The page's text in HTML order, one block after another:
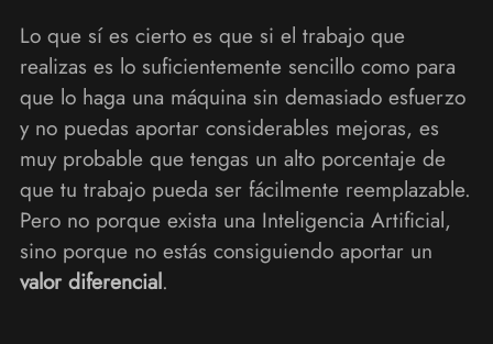
Lo que sí es cierto es que si el trabajo que
realizas es lo suficientemente sencillo como para
que lo haga una máquina sin demasiado esfuerzo
y no puedas aportar considerables mejoras, es
muy probable que tengas un alto porcentaje de
que tu trabajo pueda ser fácilmente reemplazable.
Pero no porque exista una Inteligencia Artificial,
sino porque no estás consiguiendo aportar un
valor diferencial.